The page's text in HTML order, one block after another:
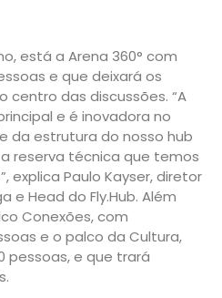
está a Arena 360° com
e que deixará os
centro das discussões. “A
e é inovadora no
da estrutura do nosso hub
a reserva técnica que temos
explica Paulo Kayser, diretor
e Head do Fly.Hub. Além
Conexões, com
e o palco da Cultura,
pessoas, e que trará